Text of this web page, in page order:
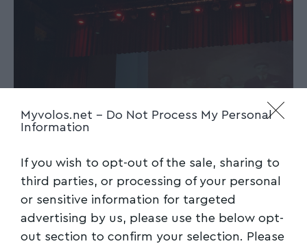
Myvolos.net - Do Not Process My Personal
Information
If you wish to opt-out of the sale, sharing to
third parties, or processing of your personal
or sensitive information for targeted
advertising by us, please use the below opt-
out section to confirm your selection. Please